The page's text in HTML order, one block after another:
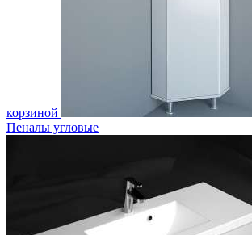
корзиной
Пеналы угловые